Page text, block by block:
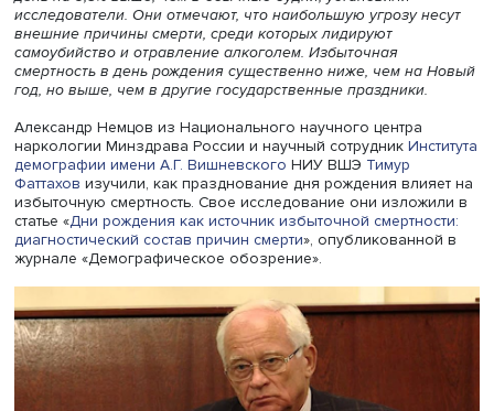
Дата появления на свет оказывается опасной и
для тысяч россиян. Уровень избыточной смертности в
день на 3,5% выше, чем в обычные будни, установили
исследователи. Они отмечают, что наибольшую угрозу
внешние причины смерти, среди которых лидируют
самоубийство и отравление алкоголем. Избыточная
смертность в день рождения существенно ниже, чем
год, но выше, чем в другие государственные праздники.
Александр Немцов из Национального научного центра
наркологии Минздрава России и научный сотрудник
демографии имени А.Г. ВишневскогоНИУ ВШЭТимур
Фаттаховизучили, как празднование дня рождения
избыточную смертность. Свое исследование они
статье «Дни рождения как источник избыточной
диагностический состав причин смерти
журнале «Демографическое обозрение».